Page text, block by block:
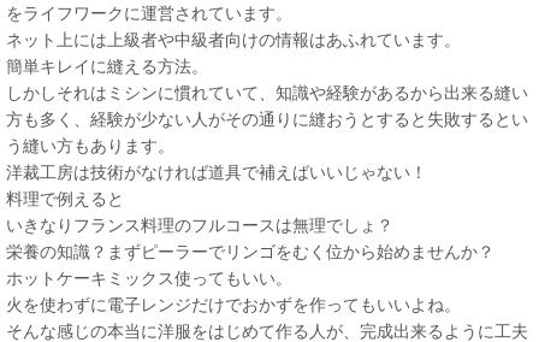
をライフワークに運営されています。
ネット上には上級者や中級者向けの情報はあふれています。
簡単キレイに縫える方法。
しかしそれはミシンに慣れていて、知識や経験があるから出来る縫い
方も多く、経験が少ない人がその通りに縫おうとすると失敗するとい
う縫い方もあります。
洋裁工房は技術がなければ道具で補えばいいじゃない！
料理で例えると
いきなりフランス料理のフルコースは無理でしょ？
栄養の知識？まずピーラーでリンゴをむく位から始めませんか？
ホットケーキミックス使ってもいい。
火を使わずに電子レンジだけでおかずを作ってもいいよね。
そんな感じの本当に洋服をはじめて作る人が、完成出来るように工夫